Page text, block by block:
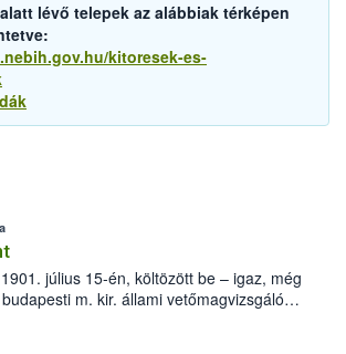
lévő telepek az alábbiak térképen
kitoresek-es-
július 15-én, költözött be – igaz, még
m. kir. állami vetőmagvizsgáló
utca 15. szám alatti, Czigler Győző által